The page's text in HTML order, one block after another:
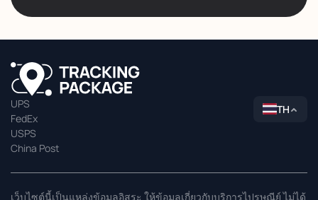
UPS
FedEx
USPS
China Post
TH
เว็บไซต์นี้เป็นแหล่งข้อมูลอิสระ ให้ข้อมูลเกี่ยวกับบริการไปรษณีย์ ไม่ได้